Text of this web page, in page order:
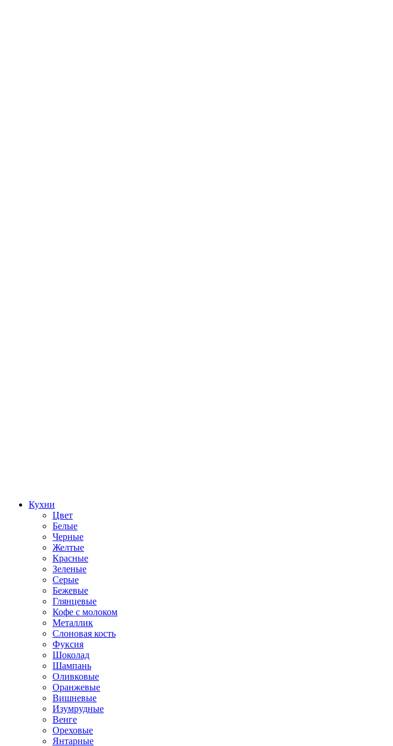
Кухни
Цвет
Белые
Черные
Желтые
Красные
Зеленые
Серые
Бежевые
Глянцевые
Кофе с молоком
Металлик
Слоновая кость
Фуксия
Шоколад
Шампань
Оливковые
Оранжевые
Вишневые
Изумрудные
Венге
Ореховые
Янтарные